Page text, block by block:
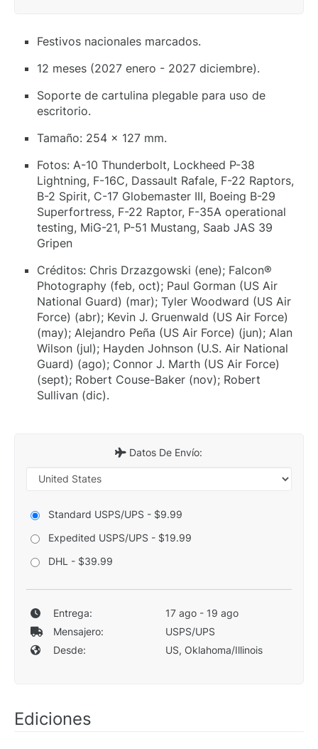
Festivos nacionales marcados.
12 meses (2027 enero - 2027 diciembre).
Soporte de cartulina plegable para uso de
escritorio.
Tamaño: 254 x 127 mm.
Fotos: A-10 Thunderbolt, Lockheed P-38
Lightning, F-16C, Dassault Rafale, F-22 Raptors,
B-2 Spirit, C-17 Globemaster III, Boeing B-29
Superfortress, F-22 Raptor, F-35A operational
testing, MiG-21, P-51 Mustang, Saab JAS 39
Gripen
Créditos: Chris Drzazgowski (ene); Falcon®
Photography (feb, oct); Paul Gorman (US Air
National Guard) (mar); Tyler Woodward (US Air
Force) (abr); Kevin J. Gruenwald (US Air Force)
(may); Alejandro Peña (US Air Force) (jun); Alan
Wilson (jul); Hayden Johnson (U.S. Air National
Guard) (ago); Connor J. Marth (US Air Force)
(sept); Robert Couse-Baker (nov); Robert
Sullivan (dic).
Datos De Envío:
Standard USPS/UPS - $9.99
Expedited USPS/UPS - $19.99
DHL - $39.99
Entrega:
17 ago - 19 ago
Mensajero:
USPS/UPS
Desde:
US, Oklahoma/Illinois
Ediciones